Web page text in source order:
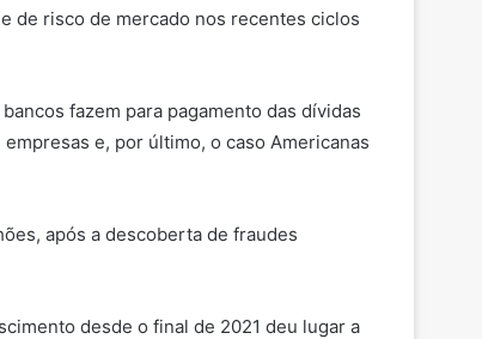
de risco de mercado nos recentes ciclos
fazem para pagamento das dívidas
e, por último, o caso Americanas
após a descoberta de fraudes
desde o final de 2021 deu lugar a